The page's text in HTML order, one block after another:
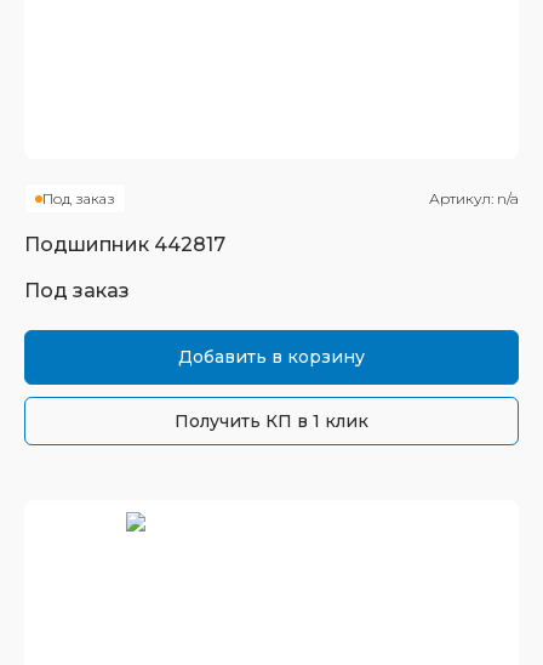
Под заказ Артикул: n/a
Подшипник 442817
Под заказ
Добавить в корзину
Получить КП в 1 клик